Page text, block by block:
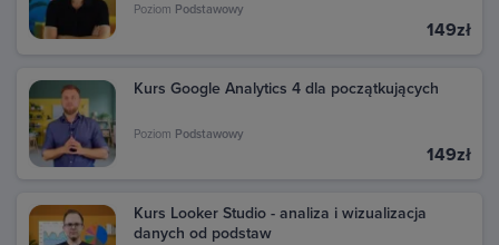
Możesz również znaleźć fakturę na stronie Google
się na swoje konto Google, z którego dokonano
zakupu. W sekcji Aktywność znajdziesz wszystkie
transakcje dokonane w Google Play. Kliknij daną
transakcję, aby zobaczyć szczegóły i pobrać fakturę.
Poziom Podstawowy
149zł
Kurs Google Analytics 4 dla początkujących
Poziom Podstawowy
149zł
Kurs Looker Studio - analiza i wizualizacja
danych od podstaw